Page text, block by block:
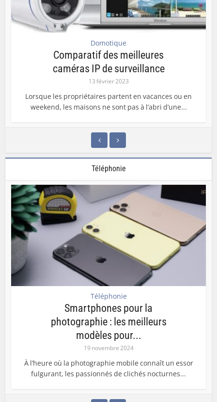
Domotique
Comparatif des meilleures
caméras IP de surveillance
13 février 2023
Lorsque les propriétaires partent en vacances ou en
weekend, les maisons ne sont pas à l’abri d’une...
Téléphonie
Téléphonie
Smartphones pour la
photographie : les meilleurs
modèles pour...
19 novembre 2024
À l’heure où la photographie mobile connaît un essor
fulgurant, les passionnés de clichés nocturnes...